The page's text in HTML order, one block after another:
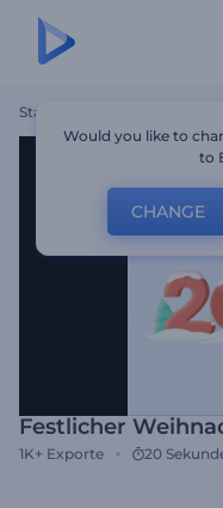
Startseite
Festlicher
1K+ Exporte 20
Would you like to
to
CHANGE